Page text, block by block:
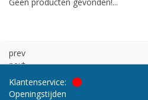
prev
next
Klantenservice:
Openingstijden